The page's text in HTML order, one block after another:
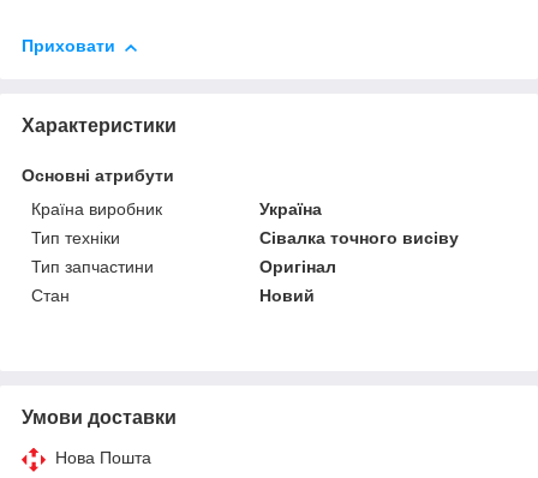
Приховати
Характеристики
Основні атрибути
Країна виробник
Україна
Тип техніки
Сівалка точного висіву
Тип запчастини
Оригінал
Стан
Новий
Умови доставки
Нова Пошта